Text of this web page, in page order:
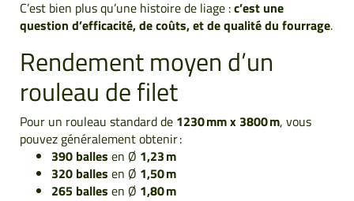
C’est bien plus qu’une histoire de liage :c’est une
question d’efficacité, de coûts, et de qualité du fourrage.
Rendement moyen d’un
rouleau de filet
Pour un rouleau standard de 1230 mm x 3800 m, vous
pouvez généralement obtenir :
390 balles en Ø 1,23 m
320 balles en Ø 1,50 m
265 balles en Ø 1,80 m